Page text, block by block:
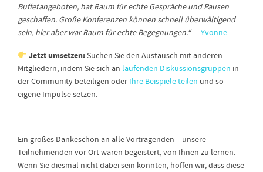
Buffetangeboten, hat Raum für echte Gespräche und Pausen
geschaffen. Große Konferenzen können schnell überwältigend
sein, hier aber war Raum für echte Begegnungen.“—Yvonne
Jetzt umsetzen:Suchen Sie den Austausch mit anderen
Mitgliedern, indem Sie sich an laufenden Diskussionsgruppen in
der Community beteiligen oder Ihre Beispiele teilen und so
eigene Impulse setzen.
Ein großes Dankeschön an alle Vortragenden – unsere
Teilnehmenden vor Ort waren begeistert, von Ihnen zu lernen.
Wenn Sie diesmal nicht dabei sein konnten, hoffen wir, dass diese